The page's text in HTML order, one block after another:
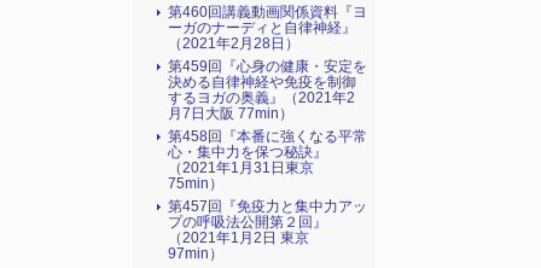
第460回講義動画関係資料『ヨ
ーガのナーディと自律神経』
（2021年2月28日）
第459回『心身の健康・安定を
決める自律神経や免疫を制御
するヨガの奥義』（2021年2
月7日大阪 77min）
第458回『本番に強くなる平常
心・集中力を保つ秘訣』
（2021年1月31日東京
75min）
第457回『免疫力と集中力アッ
プの呼吸法公開第２回』
（2021年1月2日 東京
97min）